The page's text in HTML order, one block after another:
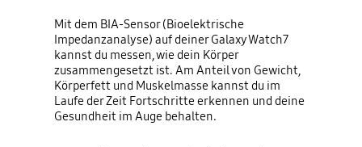
Mit dem BIA-Sensor (Bioelektrische
Impedanzanalyse) auf deiner Galaxy Watch7
kannst du messen, wie dein Körper
zusammengesetzt ist. Am Anteil von Gewicht,
Körperfett und Muskelmasse kannst du im
Laufe der Zeit Fortschritte erkennen und deine
Gesundheit im Auge behalten.